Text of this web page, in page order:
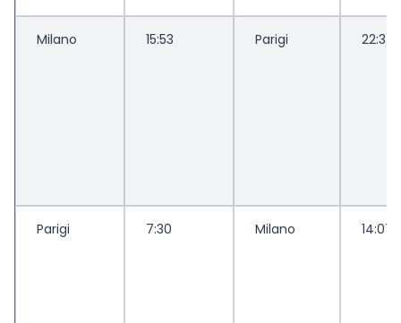
Milano 15:53 Parigi 22:37
Parigi 7:30 Milano 14:07